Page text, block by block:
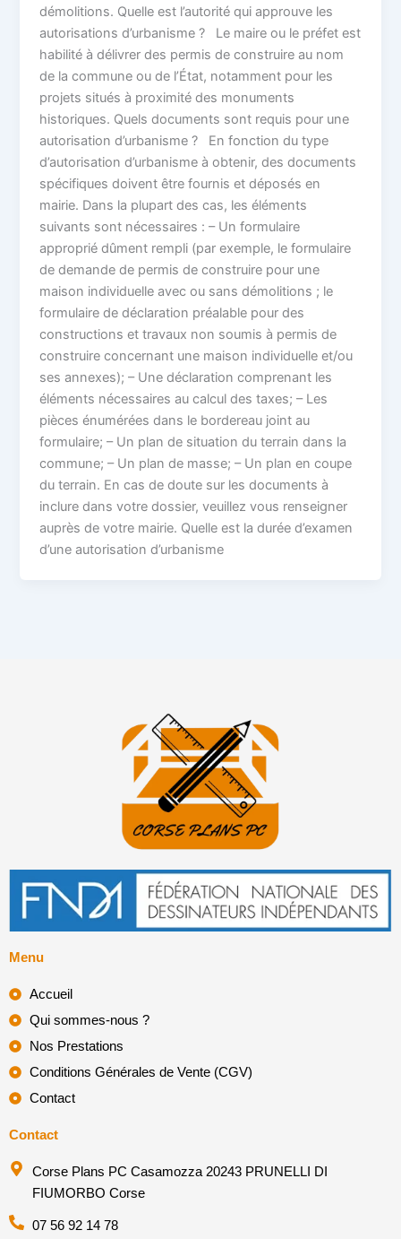
démolitions. Quelle est l’autorité qui approuve les
autorisations d’urbanisme ? Le maire ou le préfet est
habilité à délivrer des permis de construire au nom
de la commune ou de l’État, notamment pour les
projets situés à proximité des monuments
historiques. Quels documents sont requis pour une
autorisation d’urbanisme ? En fonction du type
d’autorisation d’urbanisme à obtenir, des documents
spécifiques doivent être fournis et déposés en
mairie. Dans la plupart des cas, les éléments
suivants sont nécessaires : – Un formulaire
approprié dûment rempli (par exemple, le formulaire
de demande de permis de construire pour une
maison individuelle avec ou sans démolitions ; le
formulaire de déclaration préalable pour des
constructions et travaux non soumis à permis de
construire concernant une maison individuelle et/ou
ses annexes); – Une déclaration comprenant les
éléments nécessaires au calcul des taxes; – Les
pièces énumérées dans le bordereau joint au
formulaire; – Un plan de situation du terrain dans la
commune; – Un plan de masse; – Un plan en coupe
du terrain. En cas de doute sur les documents à
inclure dans votre dossier, veuillez vous renseigner
auprès de votre mairie. Quelle est la durée d’examen
d’une autorisation d’urbanisme
Menu
Accueil
Qui sommes-nous ?
Nos Prestations
Conditions Générales de Vente (CGV)
Contact
Contact
Corse Plans PC Casamozza 20243 PRUNELLI DI
FIUMORBO Corse
07 56 92 14 78